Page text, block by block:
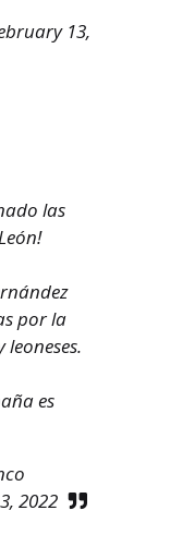
13,
las
por la
es
2022